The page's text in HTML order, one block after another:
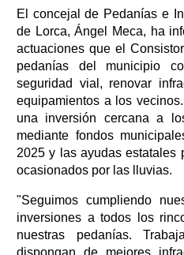
El concejal de Pedanías e
de Lorca, Ángel Meca, ha
actuaciones que el
pedanías del municipio
seguridad vial, renovar
equipamientos a los
una inversión cercana a
mediante fondos
2025 y las ayudas estatales
ocasionados por las lluvias.
"Seguimos cumpliendo
inversiones a todos los
nuestras pedanías.
dispongan de mejores